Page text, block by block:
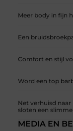
Meer body in fijn
Een
Comfort en stijl
Word een top
Net verhuisd
sloten een
MEDIA EN